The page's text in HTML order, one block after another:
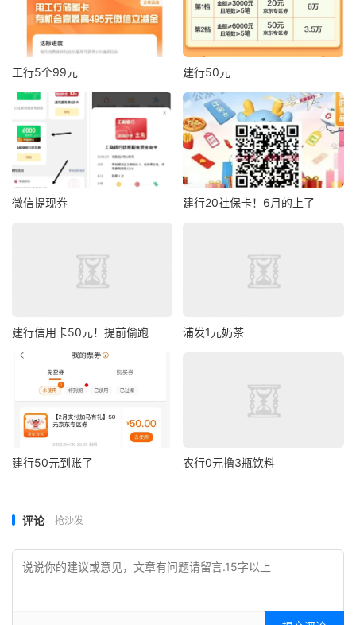
工行5个99元 建行50元
微信提现券 建行20社保卡！6月的上了
建行信用卡50元！提前偷跑 浦发1元奶茶
建行50元到账了 农行0元撸3瓶饮料
评论 抢沙发